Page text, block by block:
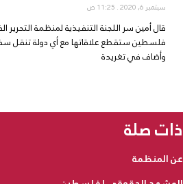
سبتمبر 6, 2020
قال أمين سر اللجنة التنفيذية لمنظمة
فلسطين ستقطع علاقاتها مع أي دولة تنقل
وأضاف في تغريدة
ذات صلة
عن المنظمة